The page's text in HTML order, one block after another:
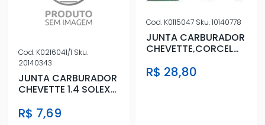
Cod. K0216041/1 Sku.
20140343
JUNTA CARBURADOR
CHEVETTE 1.4 SOLEX
C/DIAFRAGMA
R$ 7,69
Cod. K0115047 Sku.10140778
JUNTA CARBURADOR
CHEVETTE,CORCEL
R$ 28,80